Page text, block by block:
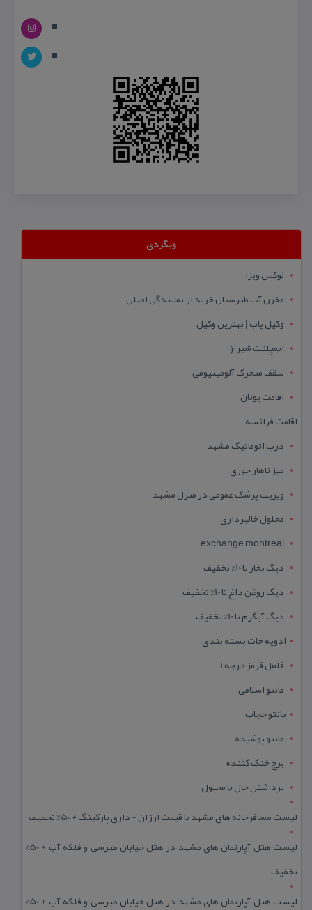
وبگردی
لوکس ویزا
مخزن آب طبرستان خرید از نمایندگی اصلی
وکیل یاب | بهترین وکیل
ایمپلنت شیراز
سقف متحرک آلومینیومی
اقامت یونان
اقامت فرانسه
درب اتوماتیک مشهد
میز ناهار خوری
ویزیت پزشک عمومی در منزل مشهد
محلول خالبرداری
exchange montreal
دیگ بخار تا 10% تخفیف
دیگ روغن داغ تا 10% تخفیف
دیگ آبگرم تا 10% تخفیف
ادویه جات بسته بندی
فلفل قرمز درجه 1
مانتو اسلامی
مانتو حجاب
مانتو پوشیده
برج خنک کننده
برداشتن خال با محلول
لیست مسافرخانه های مشهد با قیمت ارزان + داری پارکینگ + 50% تخفیف
لیست هتل آپارتمان های مشهد در هتل خیابان طبرسی و فلکه آب + 50%
تخفیف
لیست هتل آپارتمان های مشهد در هتل خیابان طبرسی و فلکه آب + 50%